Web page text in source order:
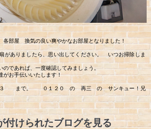
各部屋 換気の良い爽やかなお部屋となりました！
がありましたら、思い出してください。 いつお掃除しま
のであれば、一度確認してみましょう。
がお手伝いいたします！
２３ まで。 ０１２０ の 再三 の サンキュー！兄
付けられたブログを見る